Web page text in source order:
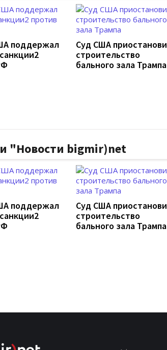
поддержал
Суд США
строительство
бального зала Трампа
"Новости bigmir)net
поддержал
Суд США
строительство
бального зала Трампа